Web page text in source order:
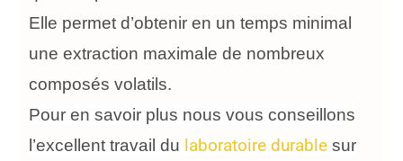
Elle permet d’obtenir en un temps minimal
une extraction maximale de nombreux
composés volatils.
Pour en savoir plus nous vous conseillons
l’excellent travail du laboratoire durable sur